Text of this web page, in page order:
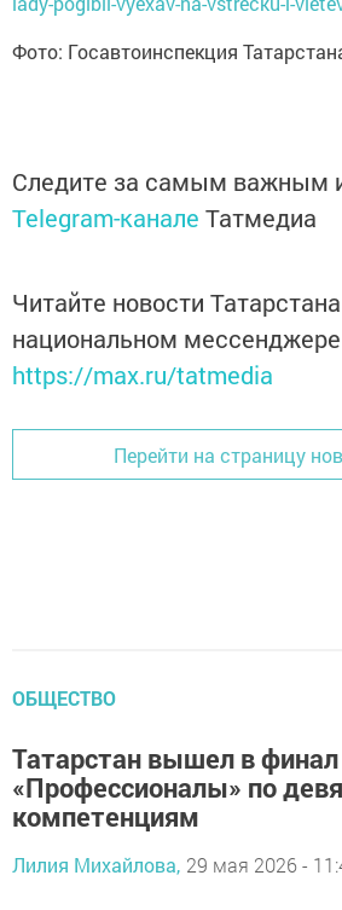
Фото: Госавтоинспекция
Следите за самым важным
Telegram-канале Татмедиа
Читайте новости
национальном
https://max.ru/tatmedia
Перейти на страницу
ОБЩЕСТВО
Татарстан вышел в
«Профессионалы» по
компетенциям
Лилия Михайлова, 29 мая 2026 -